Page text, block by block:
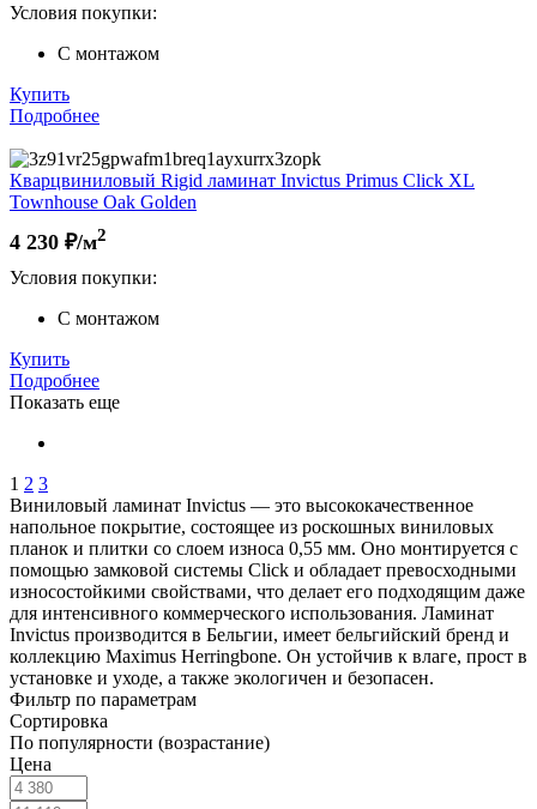
Условия покупки:
С монтажом
Купить
Подробнее
Кварцвиниловый Rigid ламинат Invictus Primus Click XL
Townhouse Oak Golden
4 230 ₽/м2
Условия покупки:
С монтажом
Купить
Подробнее
Показать еще
1 2 3
Виниловый ламинат Invictus — это высококачественное
напольное покрытие, состоящее из роскошных виниловых
планок и плитки со слоем износа 0,55 мм. Оно монтируется с
помощью замковой системы Click и обладает превосходными
износостойкими свойствами, что делает его подходящим даже
для интенсивного коммерческого использования. Ламинат
Invictus производится в Бельгии, имеет бельгийский бренд и
коллекцию Maximus Herringbone. Он устойчив к влаге, прост в
установке и уходе, а также экологичен и безопасен.
Фильтр по параметрам
Сортировка
По популярности (возрастание)
Цена